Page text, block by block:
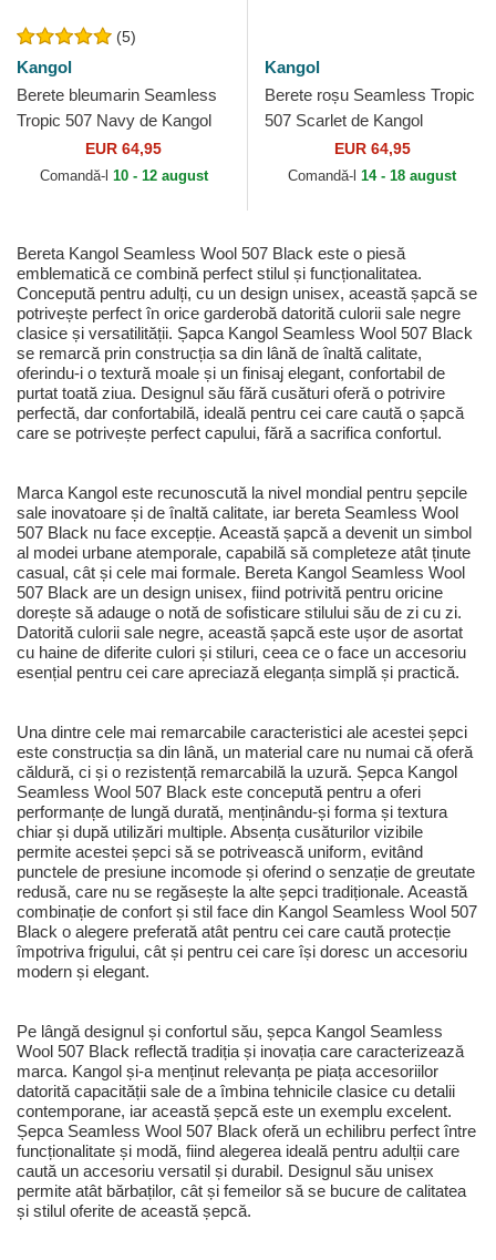
(5)
Kangol
Berete bleumarin Seamless
Tropic 507 Navy de Kangol
EUR 64,95
Comandă-l 10 - 12 august
Kangol
Berete roșu Seamless Tropic
507 Scarlet de Kangol
EUR 64,95
Comandă-l 14 - 18 august
Bereta Kangol Seamless Wool 507 Black este o piesă
emblematică ce combină perfect stilul și funcționalitatea.
Concepută pentru adulți, cu un design unisex, această șapcă se
potrivește perfect în orice garderobă datorită culorii sale negre
clasice și versatilității. Șapca Kangol Seamless Wool 507 Black
se remarcă prin construcția sa din lână de înaltă calitate,
oferindu-i o textură moale și un finisaj elegant, confortabil de
purtat toată ziua. Designul său fără cusături oferă o potrivire
perfectă, dar confortabilă, ideală pentru cei care caută o șapcă
care se potrivește perfect capului, fără a sacrifica confortul.
Marca Kangol este recunoscută la nivel mondial pentru șepcile
sale inovatoare și de înaltă calitate, iar bereta Seamless Wool
507 Black nu face excepție. Această șapcă a devenit un simbol
al modei urbane atemporale, capabilă să completeze atât ținute
casual, cât și cele mai formale. Bereta Kangol Seamless Wool
507 Black are un design unisex, fiind potrivită pentru oricine
dorește să adauge o notă de sofisticare stilului său de zi cu zi.
Datorită culorii sale negre, această șapcă este ușor de asortat
cu haine de diferite culori și stiluri, ceea ce o face un accesoriu
esențial pentru cei care apreciază eleganța simplă și practică.
Una dintre cele mai remarcabile caracteristici ale acestei șepci
este construcția sa din lână, un material care nu numai că oferă
căldură, ci și o rezistență remarcabilă la uzură. Șepca Kangol
Seamless Wool 507 Black este concepută pentru a oferi
performanțe de lungă durată, menținându-și forma și textura
chiar și după utilizări multiple. Absența cusăturilor vizibile
permite acestei șepci să se potrivească uniform, evitând
punctele de presiune incomode și oferind o senzație de greutate
redusă, care nu se regăsește la alte șepci tradiționale. Această
combinație de confort și stil face din Kangol Seamless Wool 507
Black o alegere preferată atât pentru cei care caută protecție
împotriva frigului, cât și pentru cei care își doresc un accesoriu
modern și elegant.
Pe lângă designul și confortul său, șepca Kangol Seamless
Wool 507 Black reflectă tradiția și inovația care caracterizează
marca. Kangol și-a menținut relevanța pe piața accesoriilor
datorită capacității sale de a îmbina tehnicile clasice cu detalii
contemporane, iar această șepcă este un exemplu excelent.
Șepca Seamless Wool 507 Black oferă un echilibru perfect între
funcționalitate și modă, fiind alegerea ideală pentru adulții care
caută un accesoriu versatil și durabil. Designul său unisex
permite atât bărbaților, cât și femeilor să se bucure de calitatea
și stilul oferite de această șepcă.